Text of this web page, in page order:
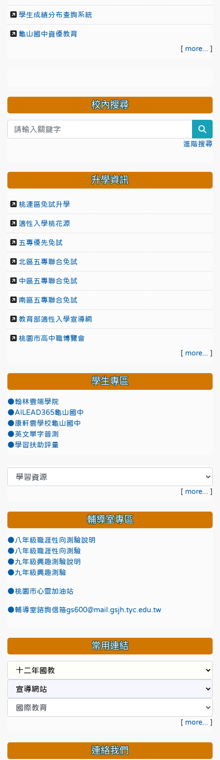
學生成績分布查詢系統
龜山國中資優教育
[ more... ]
校內搜尋
進階搜尋
升學資訊
桃連區免試升學
適性入學桃花源
五專優先免試
北區五專聯合免試
中區五專聯合免試
南區五專聯合免試
教育部適性入學宣導網
桃園市高中職博覽會
[ more... ]
學生專區
●翰林雲端學院
●AILEAD365龜山國中
●康軒雲學校龜山國中
●英文單字普測
●學習扶助評量
[ more... ]
輔導室專區
●八年級職涯性向測驗說明
●八年級職涯性向測驗
●九年級興趣測驗說明
●九年級興趣測驗
●桃園市心靈加油站
●輔導室諮詢信箱gs600@mail.gsjh.tyc.edu.tw
常用連結
[ more... ]
連絡我們